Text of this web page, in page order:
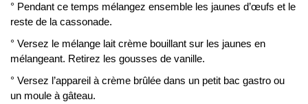
° Pendant ce temps mélangez ensemble les jaunes d’œufs et le
reste de la cassonade.
° Versez le mélange lait crème bouillant sur les jaunes en
mélangeant. Retirez les gousses de vanille.
° Versez l’appareil à crème brûlée dans un petit bac gastro ou
un moule à gâteau.